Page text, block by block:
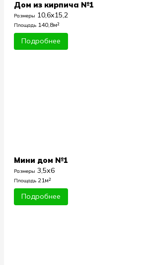
Дом из кирпича №1
Размеры 10,6х15,2
Площадь 140,8м²
Подробнее
Мини дом №1
Размеры 3,5х6
Площадь 21м²
Подробнее